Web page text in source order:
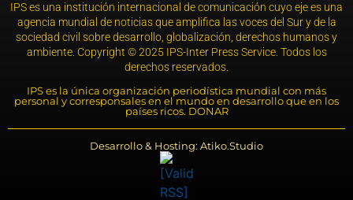
IPS es una institución internacional de comunicación cuyo eje es una
agencia mundial de noticias que amplifica las voces del Sur y de la
sociedad civil sobre desarrollo, globalización, derechos humanos y
ambiente. Copyright © 2025 IPS-Inter Press Service. Todos los
derechos reservados.
IPS es la única organización periodística mundial con más
personal y corresponsales en el mundo en desarrollo que en los
países ricos. DONAR
Desarrollo & Hosting: Atiko.Studio